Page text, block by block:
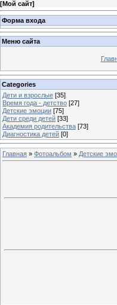
[Мой сайт]
Форма входа
Меню сайта
Categories
Дети и взрослые [35]
Время года - детство [27]
Детские эмоции [75]
Дети среди детей [33]
Академия родительства [73]
Диагностика детей [0]
Главная » Фотоальбом » Детские